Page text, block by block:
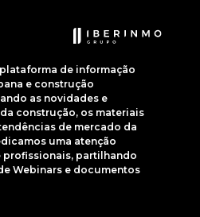
plataforma de informação
e construção
as novidades e
construção, os materiais
de mercado da
uma atenção
profissionais, partilhando
Webinars e documentos